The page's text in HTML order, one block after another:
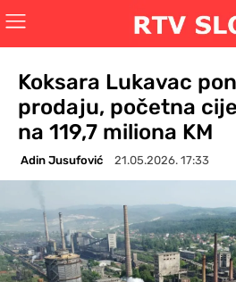
Koksara Lukavac
prodaju, početna
na 119,7 miliona KM
Adin Jusufović 21.05.2026. 17:33